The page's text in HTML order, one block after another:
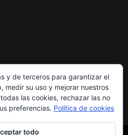
y de terceros para garantizar el
medir su uso y mejorar nuestros
las cookies, rechazar las no
preferencias. Política de cookies
todo